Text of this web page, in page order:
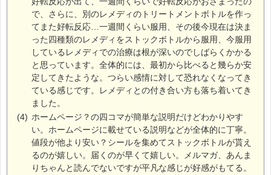
で、さらに、別のレメディのトリートメントボトルを作っ
てまた好転反応…一週間くらい服用、その後今現在は決ま
った四種類のレメディをストックボトルから服用、今服用
しているレメディでの治療は根が深いのでしばらくかかる
と思っています。全体的には、最初から比べると幾らか安
定してきたような。つらい感情に対して恐れなくなってき
ている感じです。レメディとの付き合い方も落ち着いてき
ました。
(4) ホームページ？の四コマが簡単な説明だけどわかりやす
い。ホームページに載せている説明などが全体的に丁寧。
値段が他より安い？シールを集めてストックボトルが貰え
るのが嬉しい。届くのが早くて嬉しい。メルマガ、あんま
りちゃんと読んでないですが平凡な感じが好感がもてる。